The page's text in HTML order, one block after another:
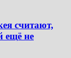
считают,
ещё не